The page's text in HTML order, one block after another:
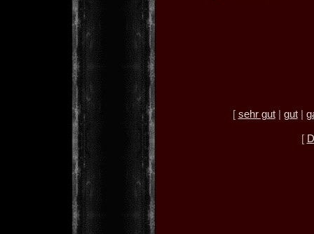
[ sehr gut| gut|
[